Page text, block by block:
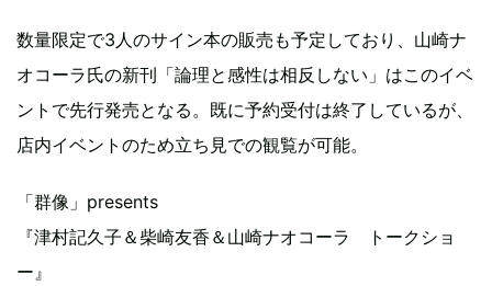
数量限定で3人のサイン本の販売も予定しており、山崎ナ
オコーラ氏の新刊「論理と感性は相反しない」はこのイベ
ントで先行発売となる。既に予約受付は終了しているが、
店内イベントのため立ち見での観覧が可能。
「群像」presents
『津村記久子＆柴崎友香＆山崎ナオコーラ トークショ
ー』